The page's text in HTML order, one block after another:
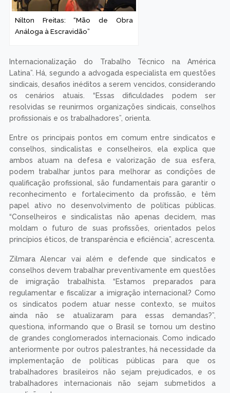
Nilton Freitas: “Mão de Obra
Análoga à Escravidão”
Internacionalização do Trabalho Técnico na América
Latina”. Há, segundo a advogada especialista em questões
sindicais, desafios inéditos a serem vencidos, considerando
os cenários atuais. “Essas dificuldades podem ser
resolvidas se reunirmos organizações sindicais, conselhos
profissionais e os trabalhadores”, orienta.
Entre os principais pontos em comum entre sindicatos e
conselhos, sindicalistas e conselheiros, ela explica que
ambos atuam na defesa e valorização de sua esfera,
podem trabalhar juntos para melhorar as condições de
qualificação profissional, são fundamentais para garantir o
reconhecimento e fortalecimento da profissão, e têm
papel ativo no desenvolvimento de políticas públicas.
“Conselheiros e sindicalistas não apenas decidem, mas
moldam o futuro de suas profissões, orientados pelos
princípios éticos, de transparência e eficiência”, acrescenta.
Zilmara Alencar vai além e defende que sindicatos e
conselhos devem trabalhar preventivamente em questões
de imigração trabalhista. “Estamos preparados para
regulamentar e fiscalizar a imigração internacional? Como
os sindicatos podem atuar nesse contexto, se muitos
ainda não se atualizaram para essas demandas?”,
questiona, informando que o Brasil se tornou um destino
de grandes conglomerados internacionais. Como indicado
anteriormente por outros palestrantes, há necessidade da
implementação de políticas públicas para que os
trabalhadores brasileiros não sejam prejudicados, e os
trabalhadores internacionais não sejam submetidos a